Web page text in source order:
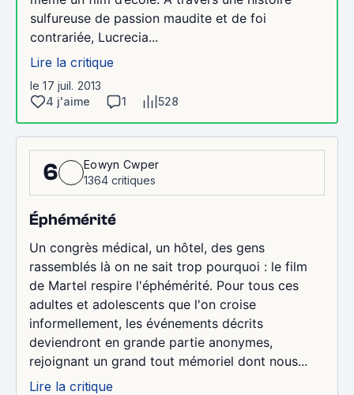
sulfureuse de passion maudite et de foi
contrariée, Lucrecia...
Lire la critique
le 17 juil. 2013
4 j'aime
1 528
6
Eowyn Cwper
1364 critiques
Éphémérité
Un congrès médical, un hôtel, des gens
rassemblés là on ne sait trop pourquoi : le film
de Martel respire l'éphémérité. Pour tous ces
adultes et adolescents que l'on croise
informellement, les événements décrits
deviendront en grande partie anonymes,
rejoignant un grand tout mémoriel dont nous...
Lire la critique